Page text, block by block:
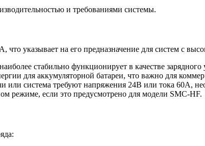
и требованиями системы.
указывает на его предназначение для систем с
стабильно функционирует в качестве
для аккумуляторной батареи, что важно для
или система требуют напряжения 24В или тока 60А,
режиме, если это предусмотрено для модели SMC-HF.